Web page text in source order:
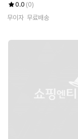
0.0 (0)
무이자 무료배송